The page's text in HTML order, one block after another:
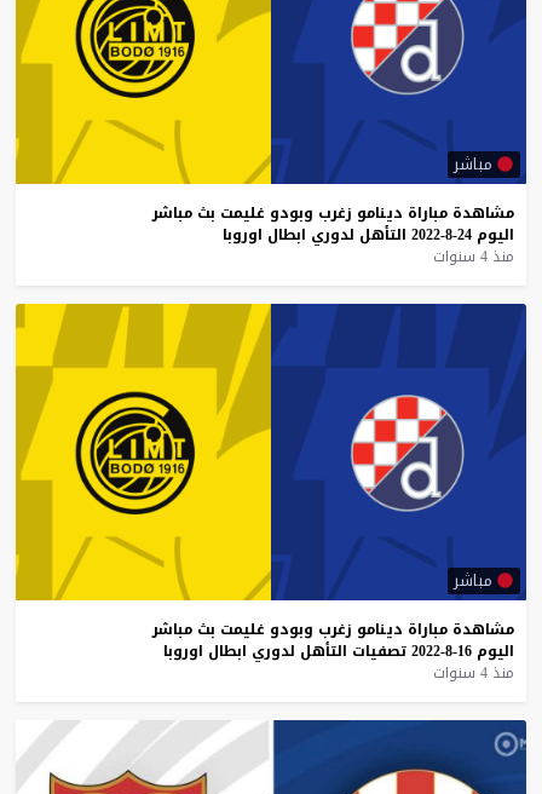
مباشر
مشاهدة مباراة دينامو زغرب وبودو غليمت بث مباشر
اليوم 24-8-2022 التأهل لدوري ابطال اوروبا
منذ 4 سنوات
مباشر
مشاهدة مباراة دينامو زغرب وبودو غليمت بث مباشر
اليوم 16-8-2022 تصفيات التأهل لدوري ابطال اوروبا
منذ 4 سنوات